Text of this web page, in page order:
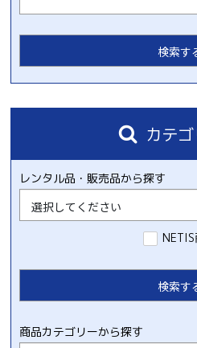
カテ
レンタル品・販売品から探す
商品カテゴリーから探す